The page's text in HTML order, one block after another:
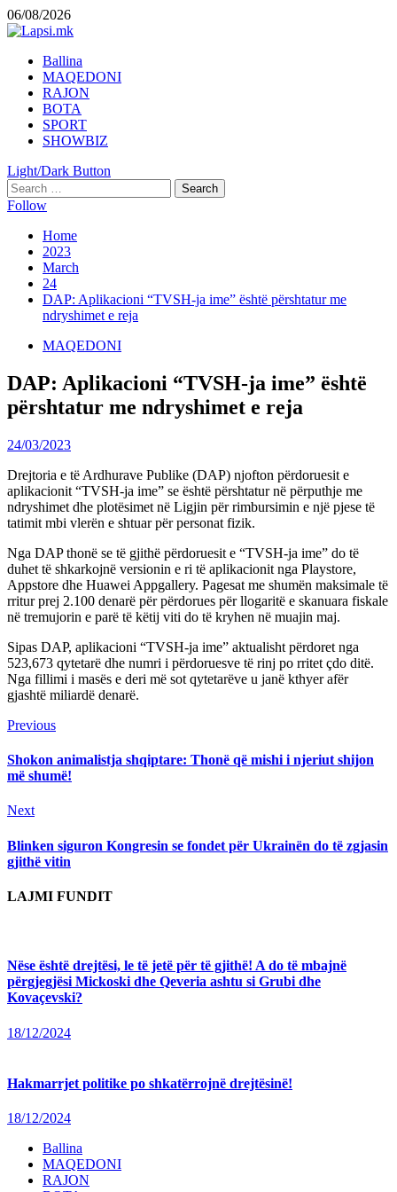
Skip
to
06/08/2026
Primary
Menu
Ballina
MAQEDONI
RAJON
BOTA
SPORT
SHOWBIZ
Light/Dark Button
Search
for:
Follow
Home
2023
March
24
DAP: Aplikacioni “TVSH-ja ime” është përshtatur me
ndryshimet e reja
MAQEDONI
DAP: Aplikacioni “TVSH-ja ime” është
përshtatur me ndryshimet e reja
24/03/2023
Drejtoria e të Ardhurave Publike (DAP) njofton përdoruesit e
aplikacionit “TVSH-ja ime” se është përshtatur në përputhje me
ndryshimet dhe plotësimet në Ligjin për rimbursimin e një pjese të
tatimit mbi vlerën e shtuar për personat fizik.
Nga DAP thonë se të gjithë përdoruesit e “TVSH-ja ime” do të
duhet të shkarkojnë versionin e ri të aplikacionit nga Playstore,
Appstore dhe Huawei Appgallery. Pagesat me shumën maksimale të
rritur prej 2.100 denarë për përdorues për llogaritë e skanuara fiskale
në tremujorin e parë të këtij viti do të kryhen në muajin maj.
Sipas DAP, aplikacioni “TVSH-ja ime” aktualisht përdoret nga
523,673 qytetarë dhe numri i përdoruesve të rinj po rritet çdo ditë.
Nga fillimi i masës e deri më sot qytetarëve u janë kthyer afër
gjashtë miliardë denarë.
Continue
Reading
PreviousPrevious
Shokon animalistja shqiptare: Thonë që mishi i njeriut shijon
më shumë!
NextNext
Blinken siguron Kongresin se fondet për Ukrainën do të zgjasin
gjithë vitin
LAJMI FUNDIT
Nëse është drejtësi, le të jetë për të gjithë! A do të mbajnë
përgjegjësi Mickoski dhe Qeveria ashtu si Grubi dhe
Kovaçevski?
18/12/2024
Hakmarrjet politike po shkatërrojnë drejtësinë!
18/12/2024
Ballina
MAQEDONI
RAJON